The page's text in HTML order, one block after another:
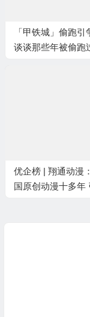
「甲铁城」偷跑引
谈谈那些年被偷跑
优企榜 | 翔通动漫
国原创动漫十多年